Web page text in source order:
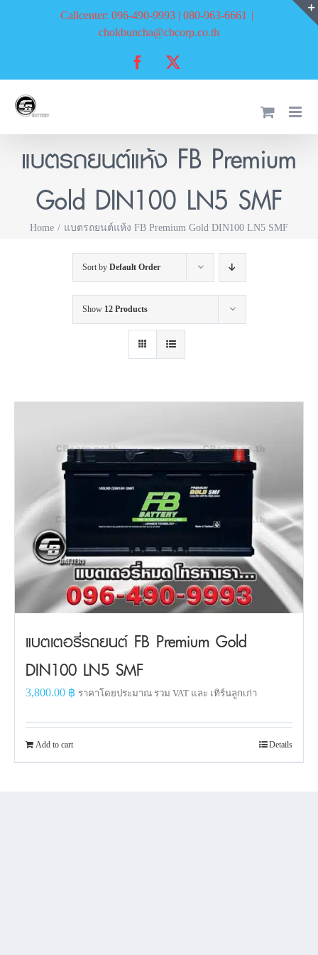
Callcenter: 096-490-9993 | 080-963-6661 |
chokbuncha@cbcorp.co.th
Facebook
แบตรถยนต์แห้ง FB Premium
Gold DIN100 LN5 SMF
Home แบตรถยนต์แห้ง FB Premium Gold DIN100 LN5 SMF
Sort by Default Order
Show 12 Products
แบตเตอรี่รถยนต์ FB Premium Gold
DIN100 LN5 SMF
3,800.00 ฿ ราคาโดยประมาณ รวม VAT และ เทิร์นลูกเก่า
Add to cart Details